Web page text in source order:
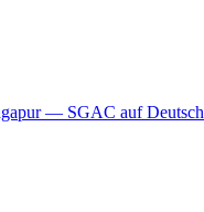
— SGAC auf Deutsch